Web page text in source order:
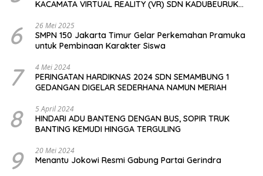
KACAMATA VIRTUAL REALITY (VR) SDN KADUBEURUK
6 26 Mei 2025
SMPN 150 Jakarta Timur Gelar Perkemahan Pramuka
untuk Pembinaan Karakter Siswa
7 4 Mei 2024
PERINGATAN HARDIKNAS 2024 SDN SEMAMBUNG 1
GEDANGAN DIGELAR SEDERHANA NAMUN MERIAH
8 5 April 2024
HINDARI ADU BANTENG DENGAN BUS, SOPIR TRUK
BANTING KEMUDI HINGGA TERGULING
9 20 Mei 2024
Menantu Jokowi Resmi Gabung Partai Gerindra